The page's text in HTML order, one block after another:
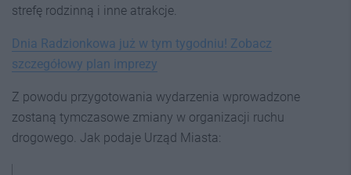
strefę rodzinną i inne atrakcje.
Dnia Radzionkowa już w tym tygodniu! Zobacz
szczegółowy plan imprezy
Z powodu przygotowania wydarzenia wprowadzone
zostaną tymczasowe zmiany w organizacji ruchu
drogowego. Jak podaje Urząd Miasta: